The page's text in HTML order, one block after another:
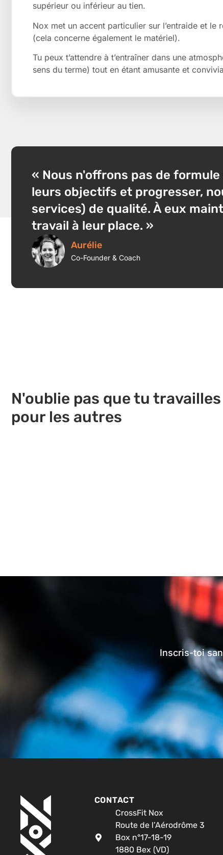
supérieur ou inférieur au tien.
Nox met un accent particulier sur l’entraide et le
(cela concerne également le matériel).
Tu peux t’attendre à t’entraîner dans une
sens du terme) tout en étant amusante et
« Nous n'offrons pas de
leurs objectifs et progresser,
services) de qualité. À eux
travail à leur place. »
Aurélie
Co-Founder & Coach
N'oublie pas que tu
pour les autres
Inscris-toi
CONTACT
CrossFit Nox
Route de l’Aérodrôme 3
Box n°17-18-19
1880 Bex (VD)